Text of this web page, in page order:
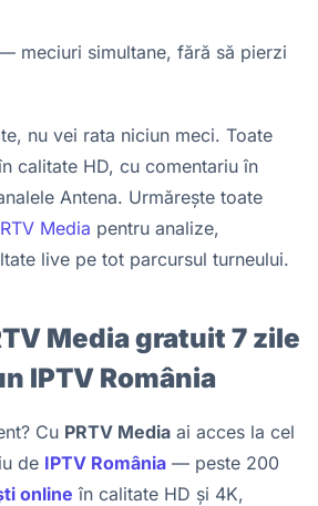
meciuri simultane, fără să pierzi
nu vei rata niciun meci. Toate
calitate HD, cu comentariu în
Antena. Urmărește toate
Media pentru analize,
live pe tot parcursul turneului.
Media gratuit 7 zile
IPTV România
Cu PRTV Media ai acces la cel
de IPTV România — peste 200
online în calitate HD și 4K,